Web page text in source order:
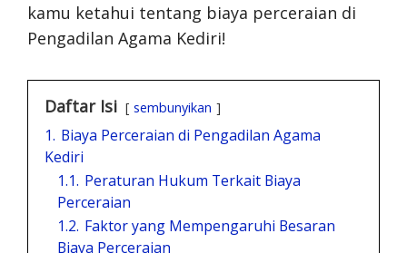
kamu ketahui tentang biaya perceraian di
Pengadilan Agama Kediri!
Daftar Isi sembunyikan
1. Biaya Perceraian di Pengadilan Agama
Kediri
1.1. Peraturan Hukum Terkait Biaya
Perceraian
1.2. Faktor yang Mempengaruhi Besaran
Biaya Perceraian